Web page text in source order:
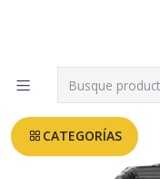
CATEGORÍAS
Despachos a todo
TALADRO